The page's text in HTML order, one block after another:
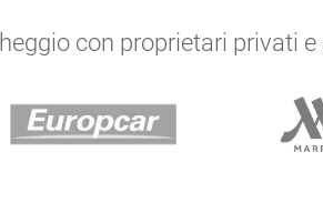
con proprietari privati